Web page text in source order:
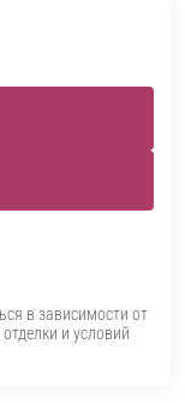
в зависимости от
и условий